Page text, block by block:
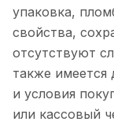
упаковка,
свойства,
отсутствуют
также
и условия
или кассовый